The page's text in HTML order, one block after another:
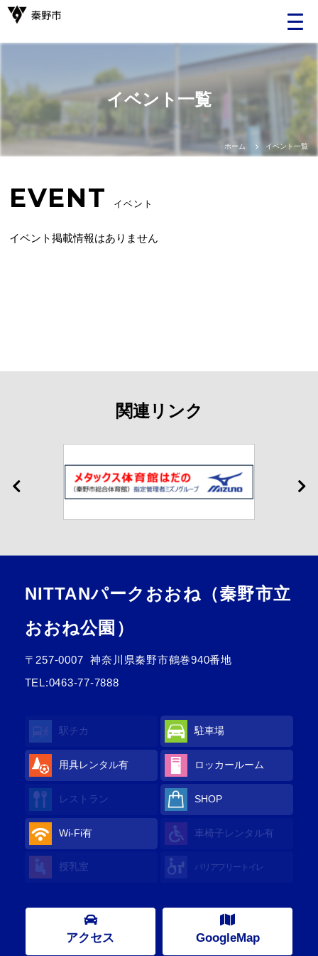
Language
日本語
English
文字サイズ 標準 中
イベント一覧
ホーム イベント一覧
EVENT イベント
イベント掲載情報はありません
関連リンク
NITTANパークおおね（秦野市立
おおね公園）
〒257-0007
神奈川県秦野市鶴巻940番地
TEL:0463-77-7888
駅チカ 駐車場
用具レンタル有 ロッカールーム
レストラン SHOP
Wi-Fi有 車椅子レンタル有
授乳室 バリアフリートイレ
アクセス GoogleMap